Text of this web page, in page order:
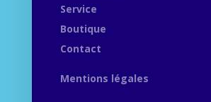
Service
Boutique
Contact
Mentions légales